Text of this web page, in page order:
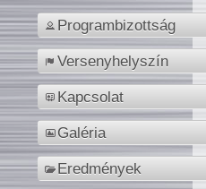
Programbizottság
Versenyhelyszín
Kapcsolat
Galéria
Eredmények